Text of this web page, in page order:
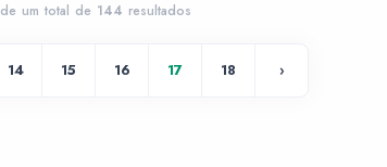
de um total de 144 resultados
14 15 16 17 18 ›